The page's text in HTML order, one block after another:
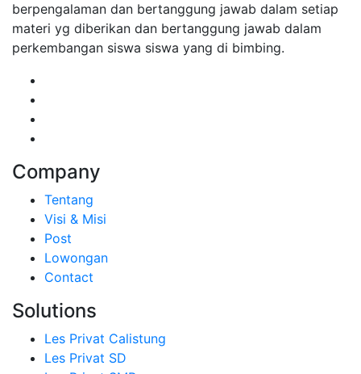
berpengalaman dan bertanggung jawab dalam setiap
materi yg diberikan dan bertanggung jawab dalam
perkembangan siswa siswa yang di bimbing.
Company
Tentang
Visi & Misi
Post
Lowongan
Contact
Solutions
Les Privat Calistung
Les Privat SD